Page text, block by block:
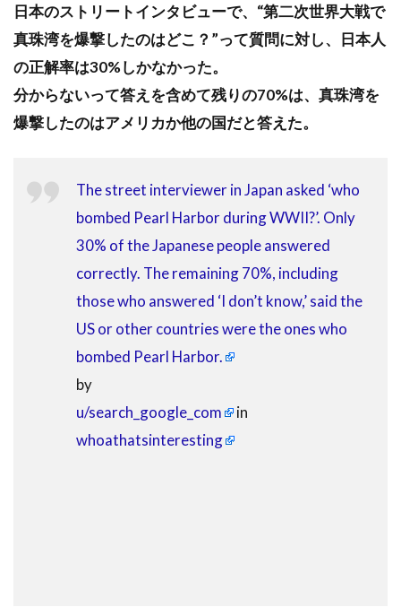
日本のストリートインタビューで、“第二次世界大戦で
真珠湾を爆撃したのはどこ？”って質問に対し、日本人
の正解率は30%しかなかった。
分からないって答えを含めて残りの70%は、真珠湾を
爆撃したのはアメリカか他の国だと答えた。
The street interviewer in Japan asked ‘who
bombed Pearl Harbor during WWII?’. Only
30% of the Japanese people answered
correctly. The remaining 70%, including
those who answered ‘I don’t know,’ said the
US or other countries were the ones who
bombed Pearl Harbor.
by
u/search_google_com
in
whoathatsinteresting